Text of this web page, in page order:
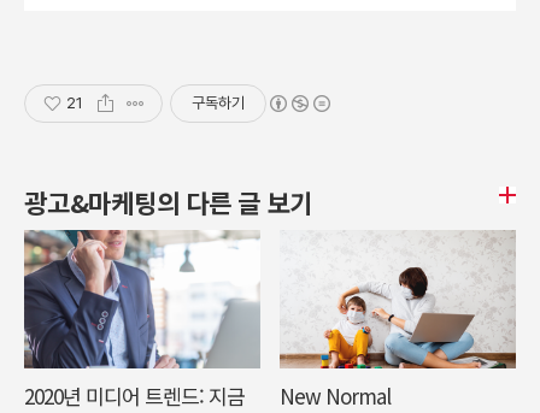
21 구독하기
광고&마케팅의 다른 글 보기
2020년 미디어 트렌드: 지금
New Normal